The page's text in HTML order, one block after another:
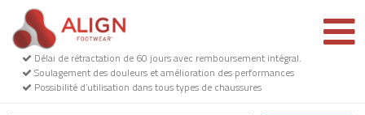
Délai de rétractation de 60 jours avec remboursement intégral.
Soulagement des douleurs et amélioration des performances
Possibilité d’utilisation dans tous types de chaussures